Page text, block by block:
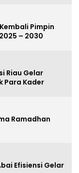
Pimpin
– 2030
Riau Gelar
Para Kader
Ramadhan
Efisiensi Gelar